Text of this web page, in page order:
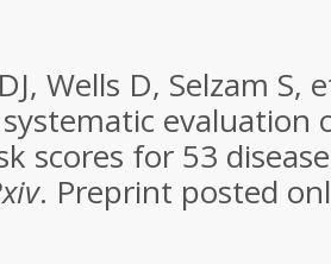
Wells D, Selzam S,
evaluation
scores for 53
. Preprint posted